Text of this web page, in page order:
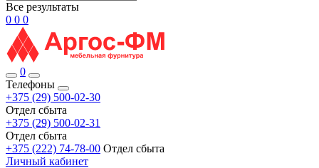
Все результаты
0 0 0
0
Телефоны
+375 (29) 500-02-30
Отдел сбыта
+375 (29) 500-02-31
Отдел сбыта
+375 (222) 74-78-00 Отдел сбыта
Личный кабинет